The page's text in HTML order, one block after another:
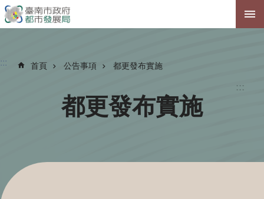
跳到主要內容區塊
:::
::: 首頁 公告事項 都更發布實施
都更發布實施